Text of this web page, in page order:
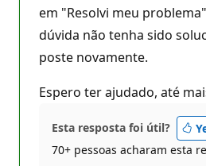
em "Resolvi meu
dúvida não tenha sido
poste novamente.
Espero ter ajudado, até
Esta resposta foi útil?
70+ pessoas acharam esta